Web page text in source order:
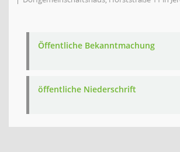
Öffentliche Bekanntmachung
öffentliche Niederschrift